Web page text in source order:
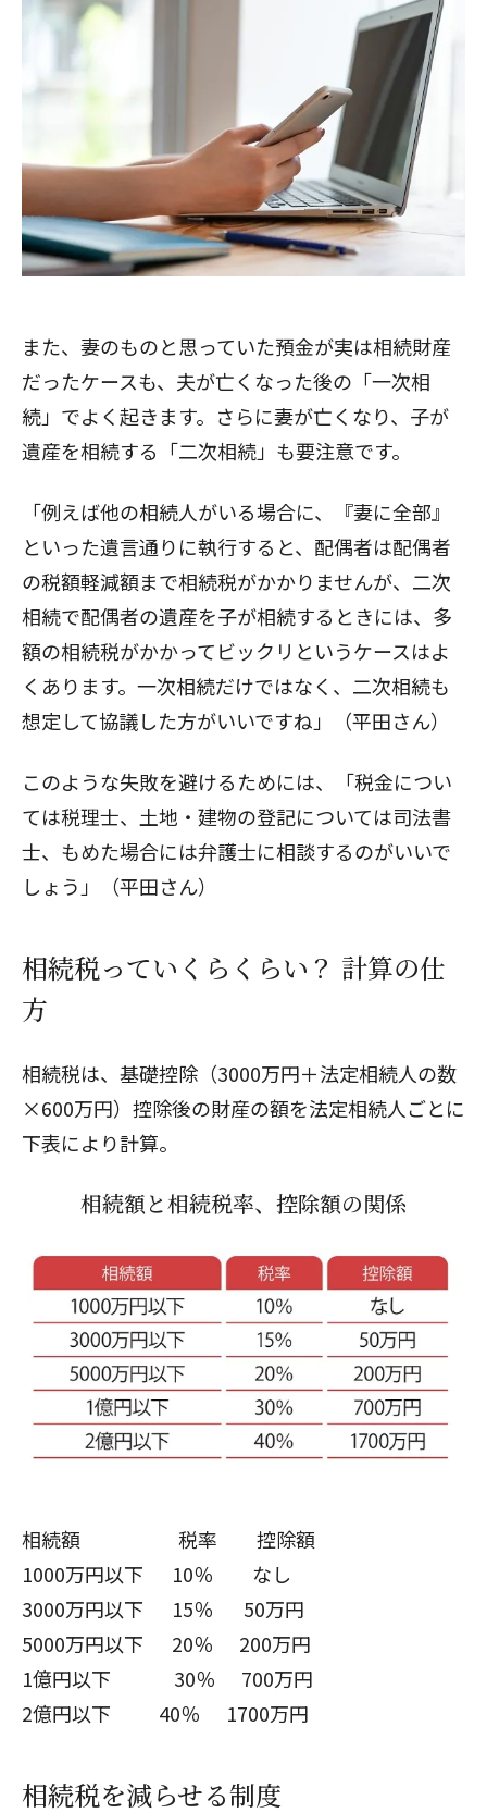
また、妻のものと思っていた預金が実は相続財産
だったケースも、夫が亡くなった後の「一次相
続」でよく起きます。さらに妻が亡くなり、子が
遺産を相続する「二次相続」も要注意です。
「例えば他の相続人がいる場合に、『妻に全部』
といった遺言通りに執行すると、配偶者は配偶者
の税額軽減額まで相続税がかかりませんが、二次
相続で配偶者の遺産を子が相続するときには、多
額の相続税がかかってビックリというケースはよ
くあります。一次相続だけではなく、二次相続も
想定して協議した方がいいですね」（平田さん）
このような失敗を避けるためには、「税金につい
ては税理士、土地・建物の登記については司法書
士、もめた場合には弁護士に相談するのがいいで
しょう」（平田さん）
相続税っていくらくらい？ 計算の仕
方
相続税は、基礎控除（3000万円＋法定相続人の数
×600万円）控除後の財産の額を法定相続人ごとに
下表により計算。
相続額と相続税率、控除額の関係
相続額 税率 控除額
1000万円以下 10％ なし
3000万円以下 15％ 50万円
5000万円以下 20％ 200万円
1億円以下 30％ 700万円
2億円以下 40％ 1700万円
相続税を減らせる制度